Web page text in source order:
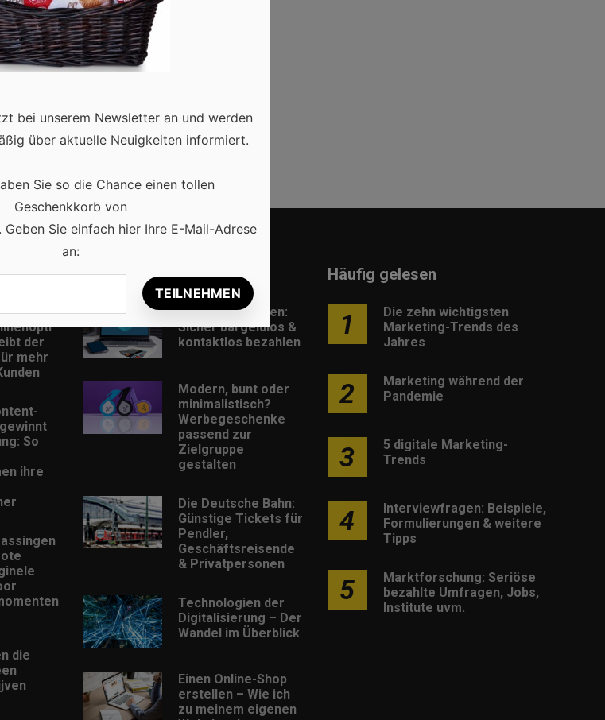
Fachbegriffe in einer anderen Sprache,
Person aus dem Ausland? Die Bitte
der
mehr
So
ihre
die
Beliebt
Online-Zahlungen:
Sicher bargeldlos &
kontaktlos bezahlen
Modern, bunt oder
minimalistisch?
Werbegeschenke
passend zur
Zielgruppe
gestalten
Die Deutsche Bahn:
Günstige Tickets für
Pendler,
Geschäftsreisende
& Privatpersonen
Technologien der
Digitalisierung – Der
Wandel im Überblick
Einen Online-Shop
erstellen – Wie ich
zu meinem eigenen
Häufig gelesen
1
Die zehn wichtigsten
Marketing-Trends des
Jahres
2
Marketing während der
Pandemie
3
5 digitale Marketing-
Trends
4
Interviewfragen: Beispiele,
Formulierungen & weitere
Tipps
5
Marktforschung: Seriöse
bezahlte Umfragen, Jobs,
Institute uvm.
bei unserem Newsletter an und werden
über aktuelle Neuigkeiten informiert.
Sie so die Chance einen tollen
Geschenkkorb von
Geben Sie einfach hier Ihre E-Mail-Adrese
an: